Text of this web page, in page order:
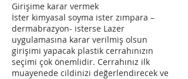
Girişime karar vermek
İster kimyasal soyma ister zımpara –
dermabrazyon- isterse Lazer
uygulamasına karar verilmiş olsun
girişimi yapacak plastik cerrahınızın
seçimi çok önemlidir. Cerrahınız ilk
muayenede cildinizi değerlendirecek ve